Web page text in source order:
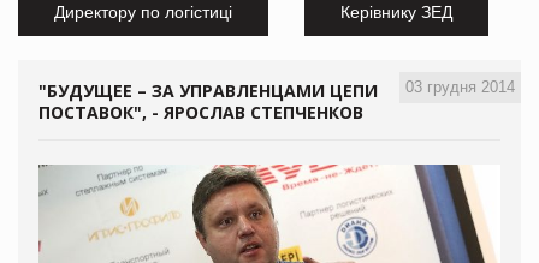
Директору по логістиці Керівнику ЗЕД
03 грудня 2014
"БУДУЩЕЕ – ЗА УПРАВЛЕНЦАМИ ЦЕПИ
ПОСТАВОК", - ЯРОСЛАВ СТЕПЧЕНКОВ